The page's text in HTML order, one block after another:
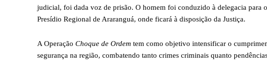
judicial, foi dada voz de prisão. O homem foi conduzido à delegacia para
Presídio Regional de Araranguá, onde ficará à disposição da Justiça.
A Operação Choque de Ordem tem como objetivo intensificar o
segurança na região, combatendo tanto crimes criminais quanto